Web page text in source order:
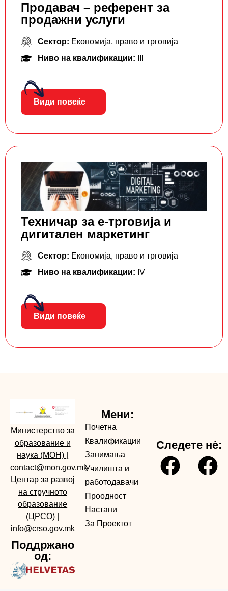
Продавач – референт за
продажни услуги
Сектор: Економија, право и трговија
Ниво на квалификации:
Види повеќе
Техничар за е-трговија и
дигитален маркетинг
Сектор: Економија, право и трговија
Ниво на квалификации: IV
Види повеќе
Министерство за
образование и
наука (МОН)
contact@mon.gov.mk
Центар за развој
на стручното
образование
(ЦРСО)
info@crso.gov.mk
Поддржано
од:
Мени:
Почетна
Квалификации
Занимања
Училишта и
работодавачи
Проодност
Настани
За Проектот
Следете нè: